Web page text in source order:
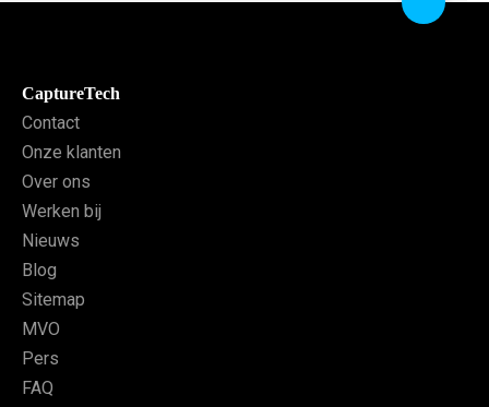
CaptureTech
Contact
Onze klanten
Over ons
Werken bij
Nieuws
Blog
Sitemap
MVO
Pers
FAQ